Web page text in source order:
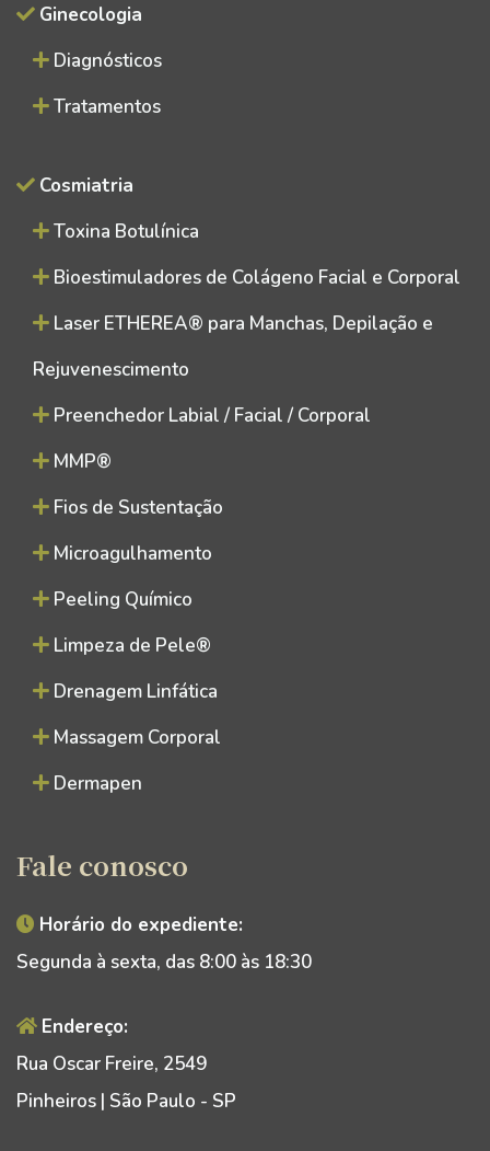
Ginecologia
Diagnósticos
Tratamentos
Cosmiatria
Toxina Botulínica
Bioestimuladores de Colágeno Facial e Corporal
Laser ETHEREA® para Manchas, Depilação e
Rejuvenescimento
Preenchedor Labial / Facial / Corporal
MMP®
Fios de Sustentação
Microagulhamento
Peeling Químico
Limpeza de Pele®
Drenagem Linfática
Massagem Corporal
Dermapen
Fale conosco
Horário do expediente:
Segunda à sexta, das 8:00 às 18:30
Endereço:
Rua Oscar Freire, 2549
Pinheiros | São Paulo - SP